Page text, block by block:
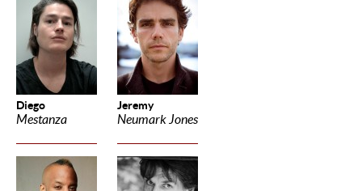
Diego
Mestanza
Jeremy
Neumark Jones